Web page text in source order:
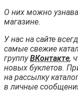
О них можно
магазине.
У нас на сайте
самые свежие
группуВКонтакте,
новых буклетов.
на рассылку
в личные